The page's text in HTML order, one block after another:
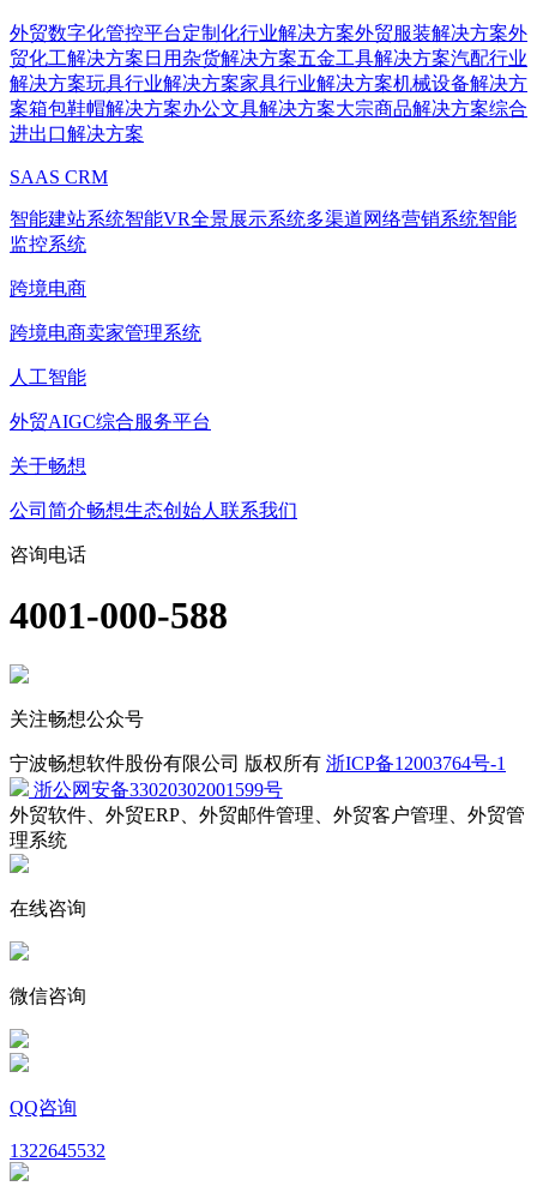
外贸数字化管控平台定制化行业解决方案外贸服装解决方案外
贸化工解决方案 日用杂货解决方案五金工具解决方案汽配行业
解决方案玩具行业解决方案家具行业解决方案机械设备解决方
案箱包鞋帽解决方案办公文具解决方案大宗商品解决方案综合
进出口解决方案
SAAS CRM
智能建站系统智能VR全景展示系统多渠道网络营销系统智能
监控系统
跨境电商
跨境电商卖家管理系统
人工智能
外贸AIGC综合服务平台
关于畅想
公司简介畅想生态创始人 联系我们
咨询电话
4001-000-588
关注畅想公众号
宁波畅想软件股份有限公司 版权所有 浙ICP备12003764号-1
浙公网安备33020302001599号
外贸软件、外贸ERP、外贸邮件管理、外贸客户管理、外贸管
理系统
在线咨询
微信咨询
QQ咨询
1322645532